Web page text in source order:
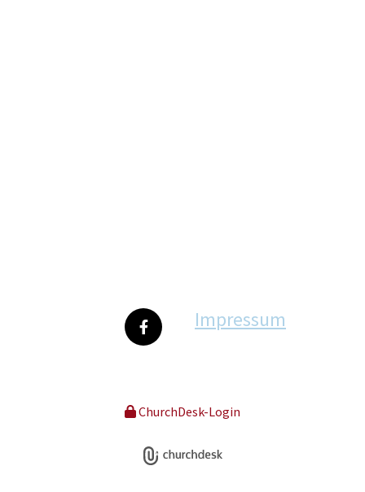
Impressum
ChurchDesk-Login